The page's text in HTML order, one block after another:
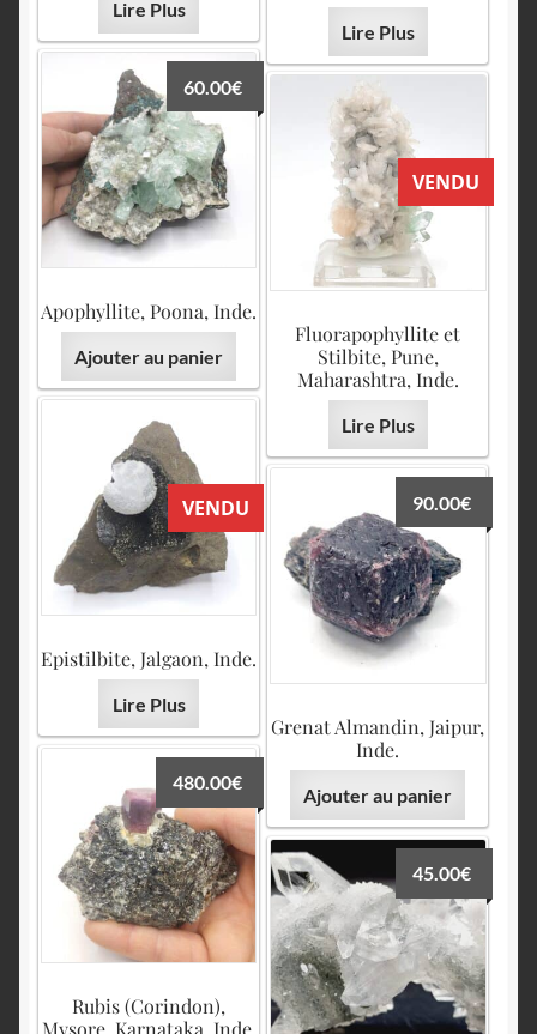
Lire Plus
Lire Plus
Apophyllite, Poona, Inde.
60.00€
Ajouter au panier
VENDU
Fluorapophyllite et
Stilbite, Pune,
Maharashtra, Inde.
Lire Plus
VENDU
Epistilbite, Jalgaon, Inde.
Lire Plus
Grenat Almandin, Jaipur,
Inde.
90.00€
Ajouter au panier
Rubis (Corindon),
Mysore, Karnataka, Inde.
480.00€
45.00€